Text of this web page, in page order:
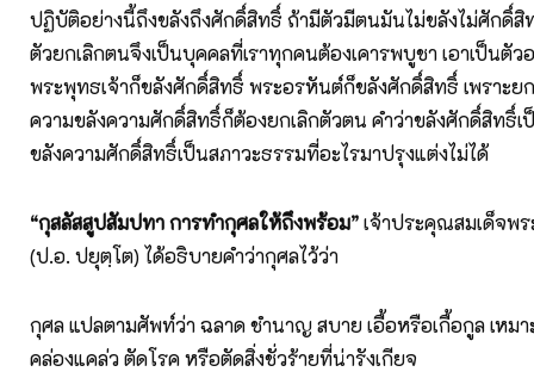
ปฏิบัติอย่างนี้ถึงขลังถึงศักดิ์สิทธิ์ ถ้ามีตัวมีตนมันไม่ขลังไม่ศักดิ์สิ
ตัวยกเลิกตนจึงเป็นบุคคลที่เราทุกคนต้องเคารพบูชา เอาเป็นตัว
พระพุทธเจ้าก็ขลังศักดิ์สิทธิ์ พระอรหันต์ก็ขลังศักดิ์สิทธิ์ เพราะย
ความขลังความศักดิ์สิทธิ์ก็ต้องยกเลิกตัวตน คำว่าขลังศักดิ์สิทธิ์เ
ขลังความศักดิ์สิทธิ์เป็นสภาวะธรรมที่อะไรมาปรุงแต่งไม่ได้
“กุสลัสสูปสัมปทา การทำกุศลให้ถึงพร้อม”เจ้าประคุณสมเด็จพ
(ป.อ. ปยุตฺโต) ได้อธิบายคำว่ากุศลไว้ว่า
กุศล แปลตามศัพท์ว่า ฉลาด ชำนาญ สบาย เอื้อหรือเกื้อกูล เหม
คล่องแคล่ว ตัดโรค หรือตัดสิ่งชั่วร้ายที่น่ารังเกียจ